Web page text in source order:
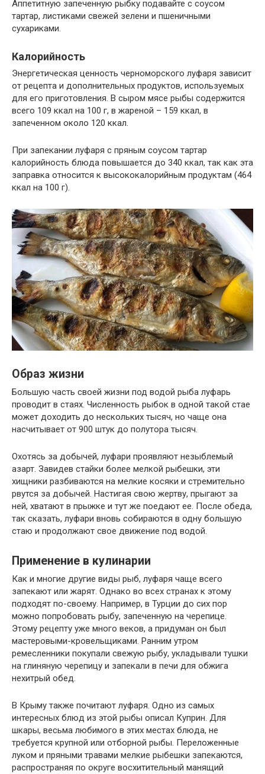
Аппетитную запеченную рыбку подавайте с соусом
тартар, листиками свежей зелени и пшеничными
сухариками.
Калорийность
Энергетическая ценность черноморского луфаря зависит
от рецепта и дополнительных продуктов, используемых
для его приготовления. В сыром мясе рыбы содержится
всего 109 ккал на 100 г, в жареной – 159 ккал, в
запеченном около 120 ккал.
При запекании луфаря с пряным соусом тартар
калорийность блюда повышается до 340 ккал, так как эта
заправка относится к высококалорийным продуктам (464
ккал на 100 г).
Образ жизни
Большую часть своей жизни под водой рыба луфарь
проводит в стаях. Численность рыбок в одной такой стае
может доходить до нескольких тысяч, но чаще она
насчитывает от 900 штук до полутора тысяч.
Охотясь за добычей, луфари проявляют незыблемый
азарт. Завидев стайки более мелкой рыбешки, эти
хищники разбиваются на мелкие косяки и стремительно
рвутся за добычей. Настигая свою жертву, прыгают за
ней, хватают в прыжке и тут же поедают ее. После обеда,
так сказать, луфари вновь собираются в одну большую
стаю и продолжают свое движение под водой.
Применение в кулинарии
Как и многие другие виды рыб, луфаря чаще всего
запекают или жарят. Однако во всех странах к этому
подходят по-своему. Например, в Турции до сих пор
можно попробовать рыбу, запеченную на черепице.
Этому рецепту уже много веков, а придуман он был
мастеровыми-кровельщиками. Ранним утром
ремесленники покупали свежую рыбу, укладывали тушки
на глиняную черепицу и запекали в печи для обжига
нехитрый обед.
В Крыму также почитают луфаря. Одно из самых
интересных блюд из этой рыбы описал Куприн. Для
шкары, весьма любимого в этих местах блюда, не
требуется крупной или отборной рыбы. Переложенные
луком и пряными травами мелкие рыбешки запекаются,
распространяя по округе восхитительный манящий